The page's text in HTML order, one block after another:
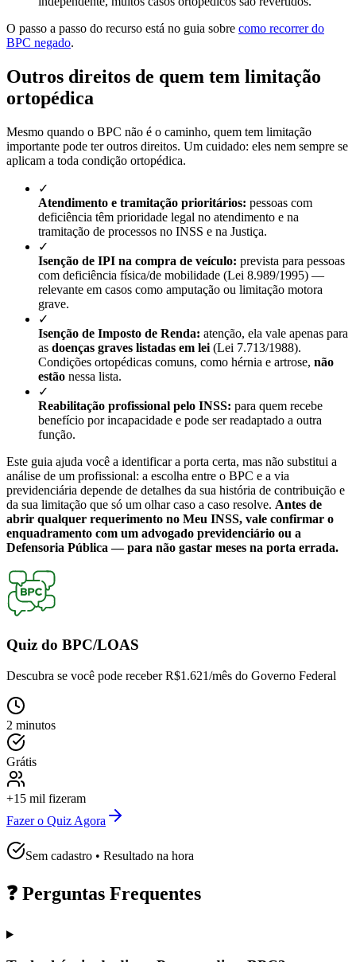
O passo a passo do recurso está no guia sobre como recorrer do
BPC negado.
Outros direitos de quem tem limitação
ortopédica
Mesmo quando o BPC não é o caminho, quem tem limitação
importante pode ter outros direitos. Um cuidado: eles nem sempre se
aplicam a toda condição ortopédica.
✓
Atendimento e tramitação prioritários: pessoas com
deficiência têm prioridade legal no atendimento e na
tramitação de processos no INSS e na Justiça.
✓
Isenção de IPI na compra de veículo: prevista para pessoas
com deficiência física/de mobilidade (Lei 8.989/1995) —
relevante em casos como amputação ou limitação motora
grave.
✓
Isenção de Imposto de Renda: atenção, ela vale apenas para
as doenças graves listadas em lei (Lei 7.713/1988).
Condições ortopédicas comuns, como hérnia e artrose, não
estão nessa lista.
✓
Reabilitação profissional pelo INSS: para quem recebe
benefício por incapacidade e pode ser readaptado a outra
função.
Este guia ajuda você a identificar a porta certa, mas não substitui a
análise de um profissional: a escolha entre o BPC e a via
previdenciária depende de detalhes da sua história de contribuição e
da sua limitação que só um olhar caso a caso resolve. Antes de
abrir qualquer requerimento no Meu INSS, vale confirmar o
enquadramento com um advogado previdenciário ou a
Defensoria Pública — para não gastar meses na porta errada.
Quiz do BPC/LOAS
Descubra se você pode receber R$1.621/mês do Governo Federal
2 minutos
Grátis
+15 mil fizeram
Fazer o Quiz Agora
Sem cadastro • Resultado na hora
❓ Perguntas Frequentes